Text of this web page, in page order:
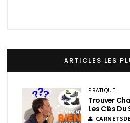
ARTICLES LES
PRATIQUE
Trouver
Les Clés Du